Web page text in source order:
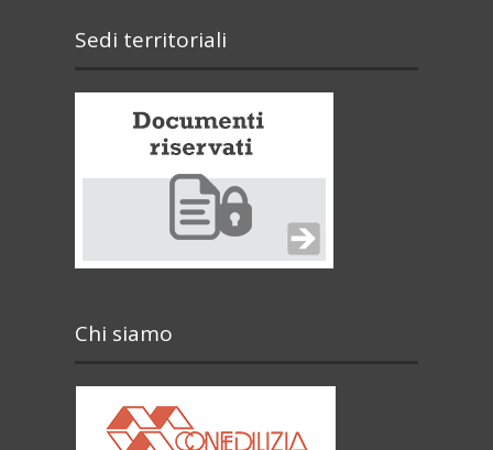
Sedi territoriali
Chi siamo